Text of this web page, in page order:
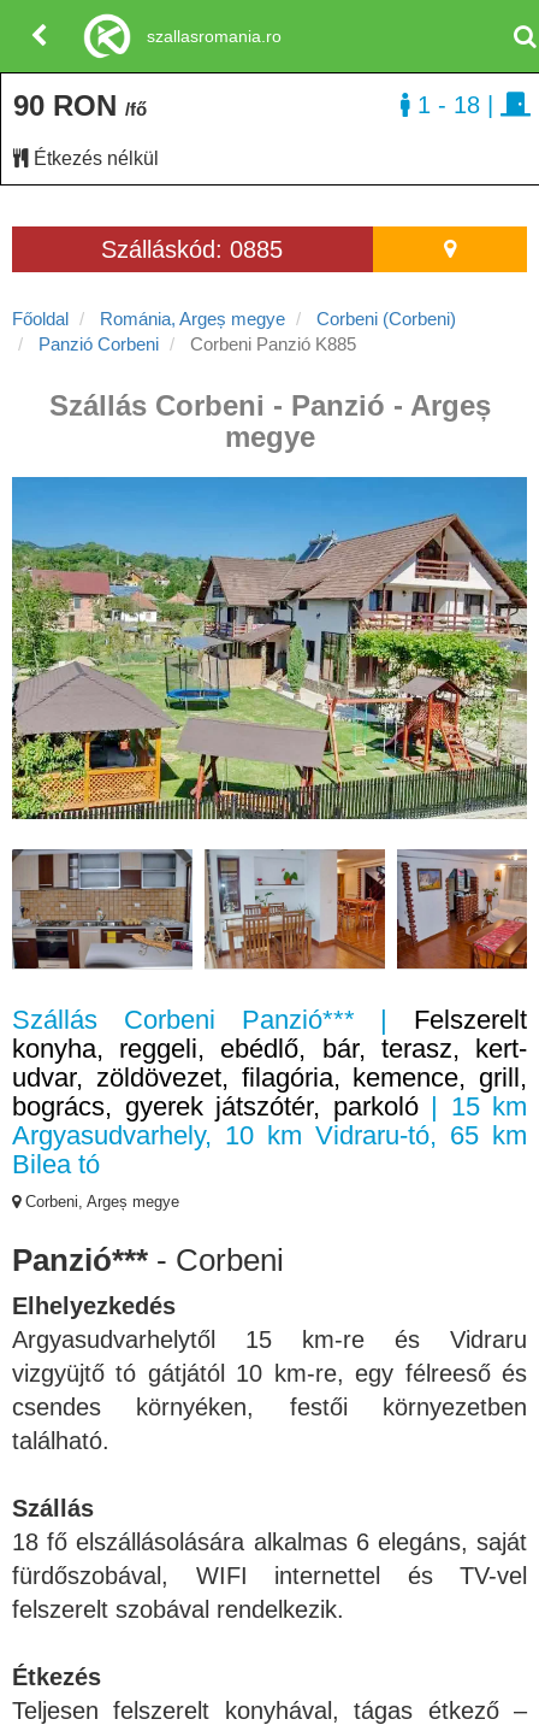
Szálláskód: 0885
Főoldal Románia, Argeș megye
Corbeni (Corbeni)
Panzió Corbeni
Corbeni Panzió K885
Szállás Corbeni - Panzió - Argeș
megye
Szállás Corbeni Panzió*** | Felszerelt
konyha, reggeli, ebédlő, bár, terasz, kert-
udvar, zöldövezet, filagória, kemence, grill,
bogrács, gyerek játszótér, parkoló| 15 km
Argyasudvarhely, 10 km Vidraru-tó, 65 km
Bilea tó
Corbeni, Argeș megye
Panzió*** - Corbeni
Elhelyezkedés
Argyasudvarhelytől 15 km-re és Vidraru
vizgyüjtő tó gátjától 10 km-re, egy félreeső és
csendes környéken, festői környezetben
található.
Szállás
18 fő elszállásolására alkalmas 6 elegáns, saját
fürdőszobával, WIFI internettel és TV-vel
felszerelt szobával rendelkezik.
Étkezés
Teljesen felszerelt konyhával, tágas étkező –
90 RON /fő
Étkezés nélkül
1 - 18
szallasromania.ro